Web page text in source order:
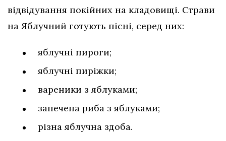
відвідування покійних на кладовищі. Страви
на Яблучний готують пісні, серед них:
яблучні пироги;
яблучні пиріжки;
вареники з яблуками;
запечена риба з яблуками;
різна яблучна здоба.